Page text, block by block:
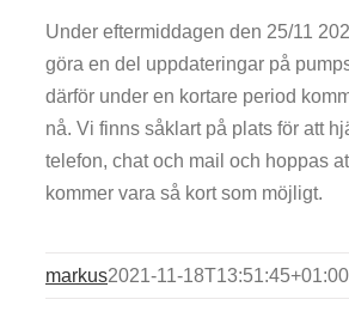
Under eftermiddagen den 25/11
göra en del uppdateringar på
därför under en kortare period
nå. Vi finns såklart på plats för att
telefon, chat och mail och hoppas
kommer vara så kort som möjligt.
markus2021-11-18T13:51:45+01:00